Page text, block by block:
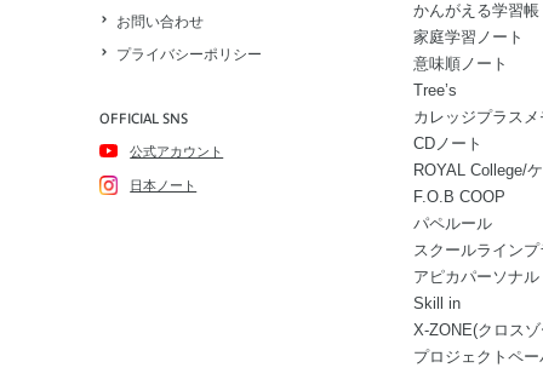
お問い合わせ
プライバシーポリシー
OFFICIAL SNS
公式アカウント
日本ノート
かんがえる学習帳
家庭学習ノート
意味順ノート
Tree’s
カレッジプラスメ
CDノート
ROYAL College/
F.O.B COOP
パペルール
スクールラインプ
アピカパーソナル
Skill in
X-ZONE(クロス
プロジェクトペー